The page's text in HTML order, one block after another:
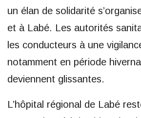
un élan de solidarité
et à Labé. Les autorités
les conducteurs à une
notamment en période
deviennent glissantes.
L’hôpital régional de Labé